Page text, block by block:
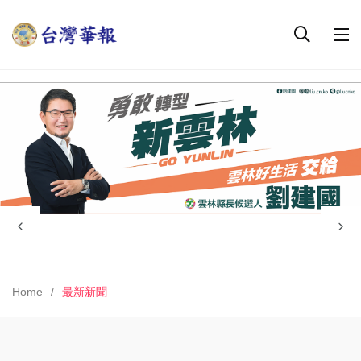
Home 最新新聞